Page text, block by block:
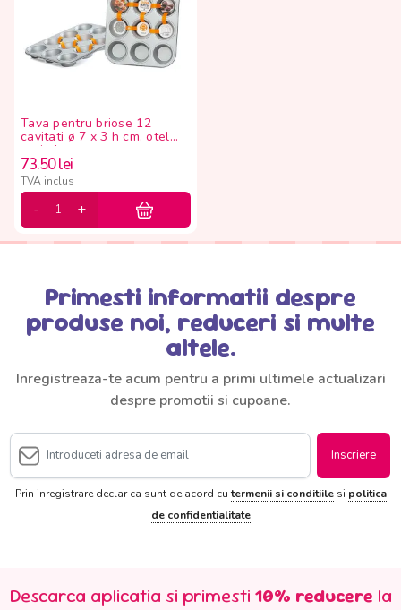
Tava pentru briose 12
cavitati ø 7 x 3 h cm, otel
antiaderent
73.50lei
TVA inclus
Primesti informatii despre
produse noi, reduceri si multe
altele.
Inregistreaza-te acum pentru a primi ultimele actualizari
despre promotii si cupoane.
Inscriere
Prin inregistrare declar ca sunt de acord cutermenii si conditiilesi politica
de confidentialitate
Descarca aplicatia si primesti 10% reducere la